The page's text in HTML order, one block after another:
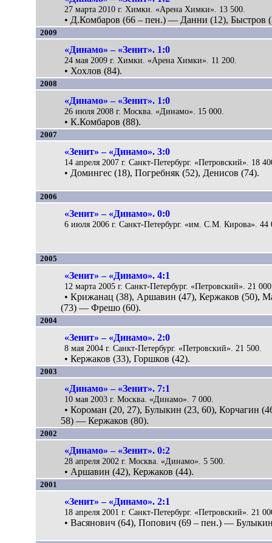
27 марта 2010 г. Химки. «Арена Химки». 13 500.
• Д.Комбаров (66 – пен.) — Данни (12), Быстров
2009
«Динамо» – «Зенит». 1:0
24 мая 2009 г. Химки. «Арена Химки». 11 200.
• Хохлов (84).
2008
«Динамо» – «Зенит». 1:0
26 июля 2008 г. Москва. «Динамо». 15 000.
• К.Комбаров (88).
2007
«Зенит» – «Динамо». 3:0
14 апреля 2007 г. Санкт-Петербург. «Петровский». 18
• Домингес (18), Погребняк (52), Денисов (74).
2006
«Зенит» – «Динамо». 0:0
6 июля 2006 г. Санкт-Петербург. «им. С.М. Кирова». 44
2005
«Зенит» – «Динамо». 4:1
12 марта 2005 г. Санкт-Петербург. «Петровский». 21
• Крижанац (38), Аршавин (47), Кержаков (50),
(73) — Фрешо (60).
2004
«Зенит» – «Динамо». 2:0
8 мая 2004 г. Санкт-Петербург. «Петровский». 21 500.
• Кержаков (33), Горшков (42).
2003
«Динамо» – «Зенит». 7:1
10 мая 2003 г. Москва. «Динамо». 7 000.
• Короман (20, 27), Булыкин (23, 60), Корчагин
58) — Кержаков (80).
2002
«Динамо» – «Зенит». 0:2
28 апреля 2002 г. Москва. «Динамо». 5 500.
• Аршавин (42), Кержаков (44).
2001
«Зенит» – «Динамо». 2:1
18 апреля 2001 г. Санкт-Петербург. «Петровский». 21
• Васянович (64), Попович (69 – пен.) —